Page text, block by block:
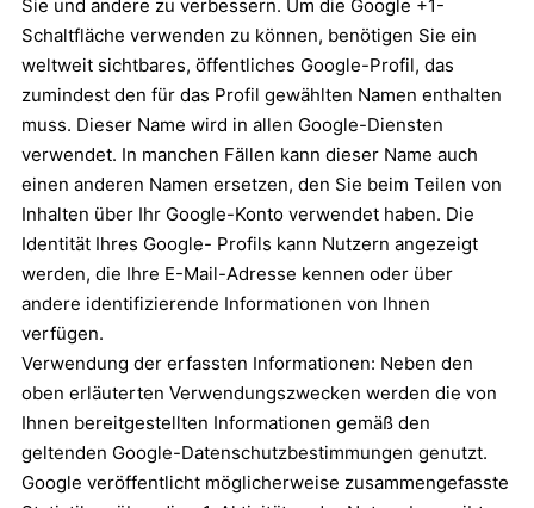
Sie und andere zu verbessern. Um die Google +1-
Schaltfläche verwenden zu können, benötigen Sie ein
weltweit sichtbares, öffentliches Google-Profil, das
zumindest den für das Profil gewählten Namen enthalten
muss. Dieser Name wird in allen Google-Diensten
verwendet. In manchen Fällen kann dieser Name auch
einen anderen Namen ersetzen, den Sie beim Teilen von
Inhalten über Ihr Google-Konto verwendet haben. Die
Identität Ihres Google- Profils kann Nutzern angezeigt
werden, die Ihre E-Mail-Adresse kennen oder über
andere identifizierende Informationen von Ihnen
verfügen.
Verwendung der erfassten Informationen: Neben den
oben erläuterten Verwendungszwecken werden die von
Ihnen bereitgestellten Informationen gemäß den
geltenden Google-Datenschutzbestimmungen genutzt.
Google veröffentlicht möglicherweise zusammengefasste